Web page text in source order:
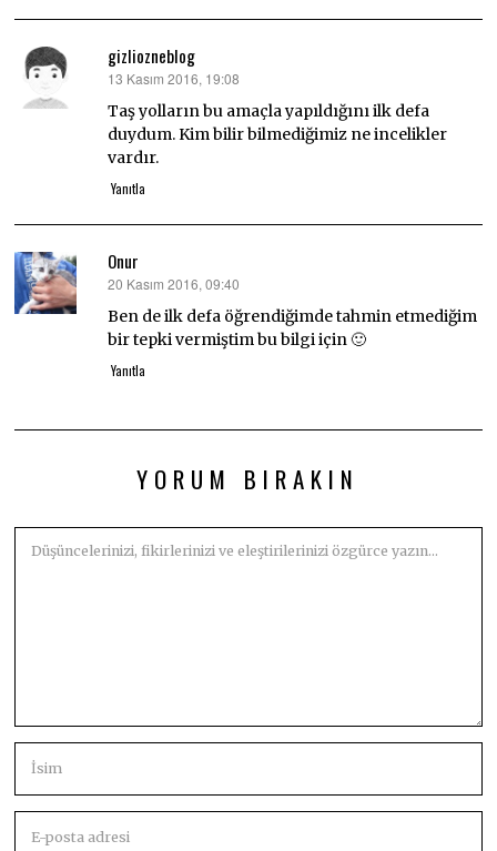
gizliozneblog
dedi
ki:
13 Kasım 2016, 19:08
Taş yolların bu amaçla yapıldığını ilk defa
duydum. Kim bilir bilmediğimiz ne incelikler
vardır.
Yanıtla
Onur
dedi
ki:
20 Kasım 2016, 09:40
Ben de ilk defa öğrendiğimde tahmin etmediğim
bir tepki vermiştim bu bilgi için 🙂
Yanıtla
YORUM BIRAKIN